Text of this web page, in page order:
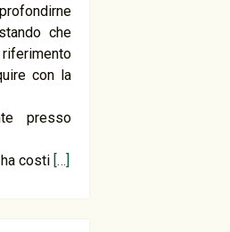
che
con la
presso
costi […]